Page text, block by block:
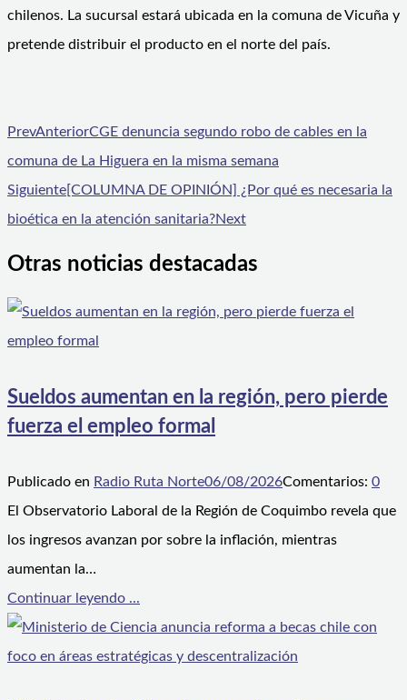
chilenos. La sucursal estará ubicada en la comuna de Vicuña y
pretende distribuir el producto en el norte del país.
PrevAnteriorCGE denuncia segundo robo de cables en la
comuna de La Higuera en la misma semana
Siguiente[COLUMNA DE OPINIÓN] ¿Por qué es necesaria la
bioética en la atención sanitaria?Next
Otras noticias destacadas
Sueldos aumentan en la región, pero pierde
fuerza el empleo formal
Publicado en Radio Ruta Norte06/08/2026Comentarios: 0
El Observatorio Laboral de la Región de Coquimbo revela que
los ingresos avanzan por sobre la inflación, mientras
aumentan la…
Continuar leyendo ...